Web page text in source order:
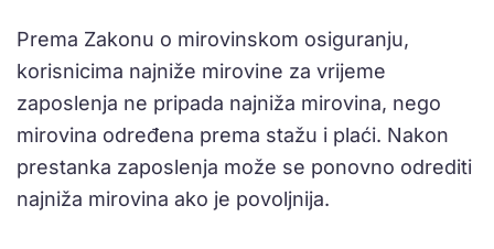
Prema Zakonu o mirovinskom osiguranju,
korisnicima najniže mirovine za vrijeme
zaposlenja ne pripada najniža mirovina, nego
mirovina određena prema stažu i plaći. Nakon
prestanka zaposlenja može se ponovno odrediti
najniža mirovina ako je povoljnija.